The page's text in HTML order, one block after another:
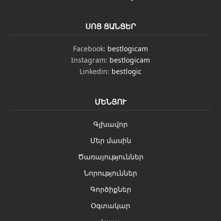
ՍՈՑ ՑԱՆՑԵՐ
Facebook: bestlogicam
Instagram: bestlogicam
Linkedin: bestlogic
ՄԵՆՅՈՒ
Գլխավոր
Մեր մասին
Ծառայություններ
Նորություններ
Գործիքներ
Օգտակար